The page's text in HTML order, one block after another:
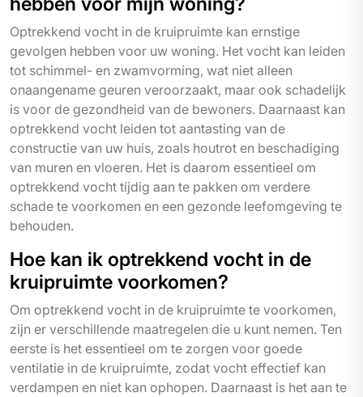
Optrekkend vocht in de kruipruimte kan ernstige
gevolgen hebben voor uw woning. Het vocht kan leiden
tot schimmel- en zwamvorming, wat niet alleen
onaangename geuren veroorzaakt, maar ook schadelijk
is voor de gezondheid van de bewoners. Daarnaast kan
optrekkend vocht leiden tot aantasting van de
constructie van uw huis, zoals houtrot en beschadiging
van muren en vloeren. Het is daarom essentieel om
optrekkend vocht tijdig aan te pakken om verdere
schade te voorkomen en een gezonde leefomgeving te
behouden.
Hoe kan ik optrekkend vocht in de
kruipruimte voorkomen?
Om optrekkend vocht in de kruipruimte te voorkomen,
zijn er verschillende maatregelen die u kunt nemen. Ten
eerste is het essentieel om te zorgen voor goede
ventilatie in de kruipruimte, zodat vocht effectief kan
verdampen en niet kan ophopen. Daarnaast is het aan te